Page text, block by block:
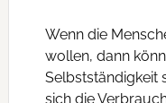
Wenn die
wollen, dann
Selbstständigkeit
sich die